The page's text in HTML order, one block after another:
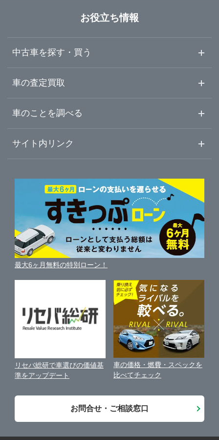
ガリバーアウトレット四日市緑地店
ガリバー伊勢店
ガリバー松阪店
ガリバー258桑名店
ガリバー23号鈴鹿店
ガリバー朝日店
ガリバー車検 朝日店
鈴鹿市
伊賀市
三重郡朝日町
四日市・鈴鹿・北勢
伊賀・名張
中勢・伊勢志摩
山梨県
長野県
岐阜県
静岡県
三重県
お役立ち情報
中古車を探す・買う
中古車情報・中古車検索
初めての中古車購入ガイド
中古車人気ランキング
自動車ローンを調べる
ガリバーの自動車ローン
車買い替えの基礎知識
近くのお店で車を探す
車の査定買取
車査定・車買取ならガリバー
ガリバーの査定が選ばれる理由
車を売る時よくある質問
便利な査定サービス
中古車買取相場（毎月更新）
車の個人売買ガイド
車のことを調べる
車初心者まとめ
新車・中古車カタログ
車の燃費を調べる
車種別クチコミ
車比較サイト
サイト内リンク
サイトマップ
サイトの使用条件
利用規約
保険代理店業務に関する基本方針
古物営業法に基づく表示
お客様の声
会社案内
最大6ヶ月無料の特別ローン！
リセバ総研で車選びの価値基
準をアップデート
車の価格・燃費・スペックを
比べてチェック
お問合せ・ご相談窓口